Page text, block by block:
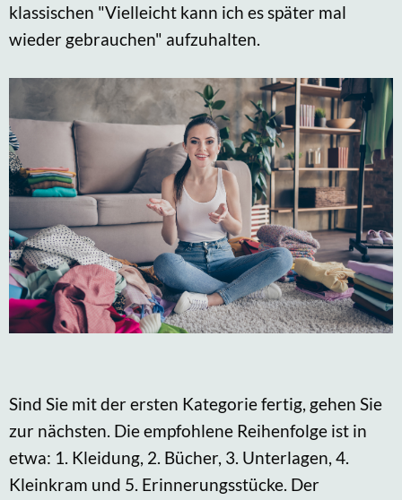
klassischen "Vielleicht kann ich es später mal
wieder gebrauchen" aufzuhalten.
Sind Sie mit der ersten Kategorie fertig, gehen Sie
zur nächsten. Die empfohlene Reihenfolge ist in
etwa: 1. Kleidung, 2. Bücher, 3. Unterlagen, 4.
Kleinkram und 5. Erinnerungsstücke. Der